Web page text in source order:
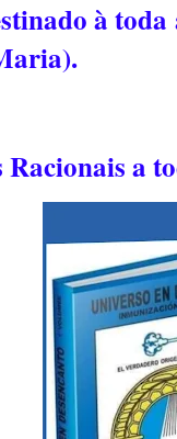
à
Racionais a